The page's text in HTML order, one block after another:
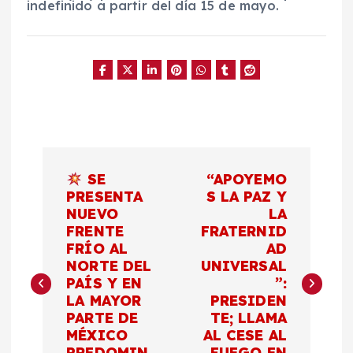
indefinido a partir del día 15 de mayo.
e
SE
PRESENTA
NUEVO
FRENTE
FRÍO AL
NORTE DEL
PAÍS Y EN
LA MAYOR
PARTE DE
MÉXICO
“APOYEMO
S LA PAZ Y
LA
FRATERNID
AD
UNIVERSAL
”:
PRESIDEN
TE; LLAMA
AL CESE AL